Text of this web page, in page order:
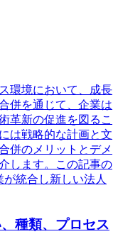
環境において、成長
併を通じて、企業は
革新の促進を図るこ
は戦略的な計画と文
併のメリットとデメ
します。この記事の
統合し新しい法人
種類、プロセス